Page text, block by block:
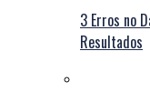
3 Erros no
Resultados